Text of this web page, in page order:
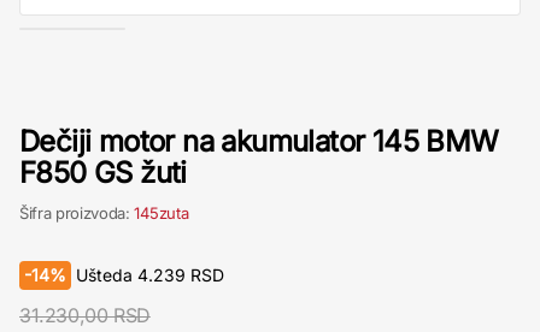
Dečiji motor na akumulator 145 BMW
F850 GS žuti
Šifra proizvoda:145zuta
-14% Ušteda 4.239 RSD
31.230,00 RSD